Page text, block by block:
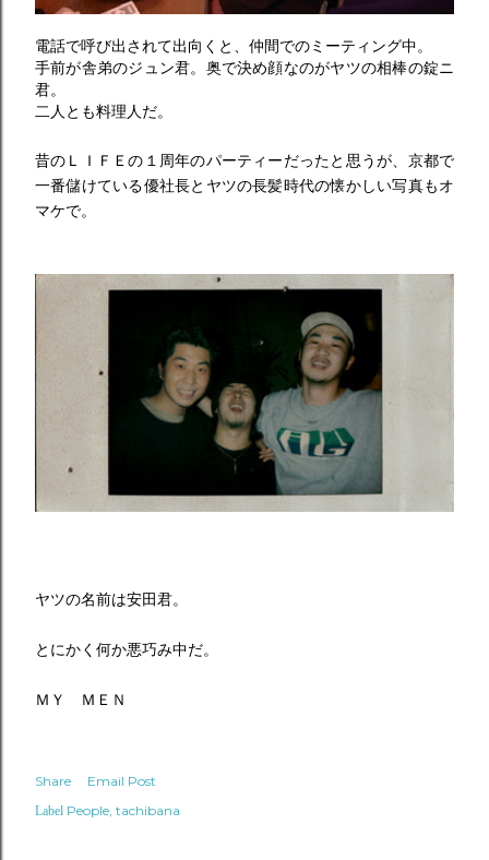
電話で呼び出されて出向くと、仲間でのミーティング中。
手前が舎弟のジュン君。奥で決め顔なのがヤツの相棒の錠ニ
君。
二人とも料理人だ。
昔のＬＩＦＥの１周年のパーティーだったと思うが、京都で
一番儲けている優社長とヤツの長髪時代の懐かしい写真もオ
マケで。
ヤツの名前は安田君。
とにかく何か悪巧み中だ。
ＭＹ ＭＥＮ
Share Email Post
Label People tachibana